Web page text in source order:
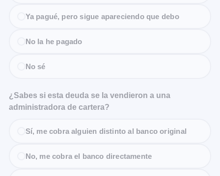
Ya pagué, pero sigue apareciendo que debo
No la he pagado
No sé
¿Sabes si esta deuda se la vendieron a una
administradora de cartera?
Sí, me cobra alguien distinto al banco original
No, me cobra el banco directamente